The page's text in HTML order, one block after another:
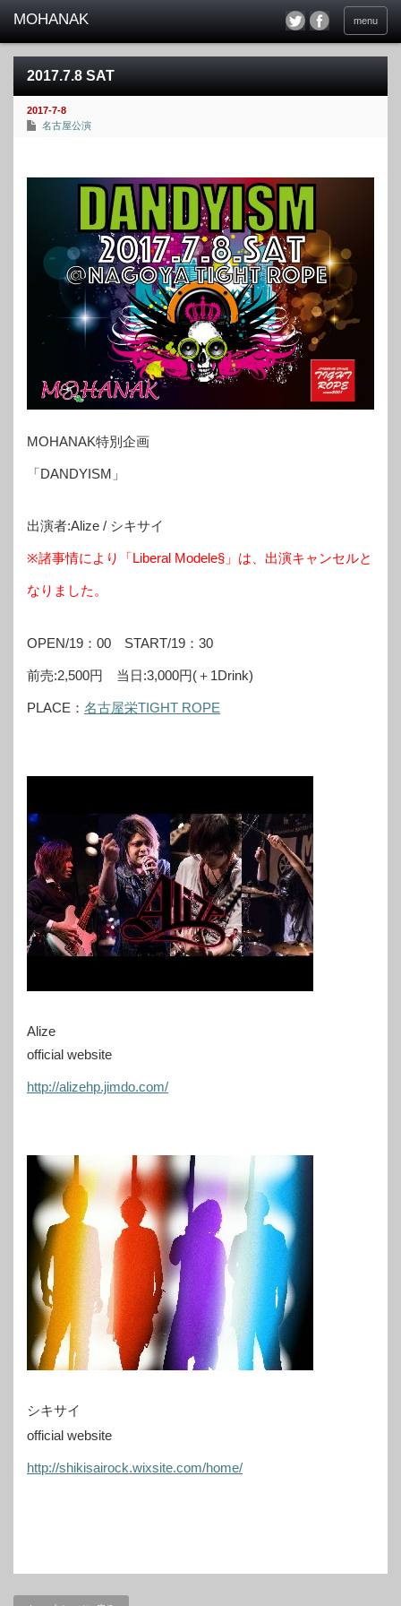
menu
2017.7.8 SAT
2017-7-8
名古屋公演
MOHANAK特別企画
「DANDYISM」
出演者:Alize / シキサイ
※諸事情により「Liberal Modele§」は、出演キャンセルと
なりました。
OPEN/19：00 START/19：30
前売:2,500円 当日:3,000円(＋1Drink)
PLACE： 名古屋栄TIGHT ROPE
Alize
official website
http://alizehp.jimdo.com/
シキサイ
official website
http://shikisairock.wixsite.com/home/